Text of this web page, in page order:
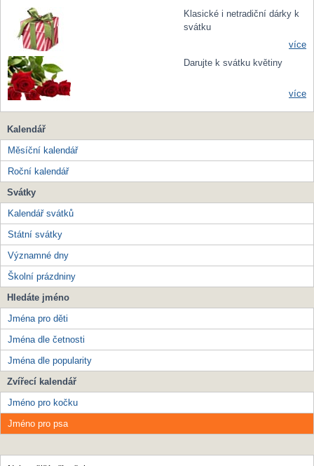
Klasické i netradiční dárky k
svátku
více
Darujte k svátku květiny
více
Kalendář
Měsíční kalendář
Roční kalendář
Svátky
Kalendář svátků
Státní svátky
Významné dny
Školní prázdniny
Hledáte jméno
Jména pro děti
Jména dle četnosti
Jména dle popularity
Zvířecí kalendář
Jméno pro kočku
Jméno pro psa